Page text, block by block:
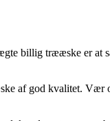
billig trææske er at
af god kvalitet. Vær